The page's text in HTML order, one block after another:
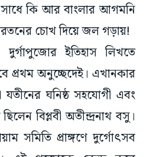
সাধে কি আর বাংলার আগমনি
চোখ দিয়ে জল গড়ায়!
ইতিহাস লিখতে
অনুচ্ছেদেই। এখানকার
যতীনের ঘনিষ্ঠ সহযোগী এবং
বিপ্লবী অতীন্দ্রনাথ বসু।
সমিতি প্রাঙ্গণে দুর্গোৎসব